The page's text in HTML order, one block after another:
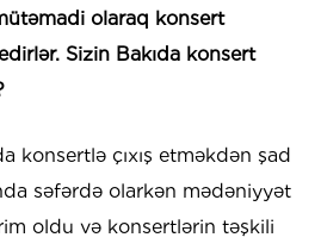
olaraq konsert
Sizin Bakıda konsert
konsertlə çıxış etməkdən şad
səfərdə olarkən mədəniyyət
oldu və konsertlərin təşkili